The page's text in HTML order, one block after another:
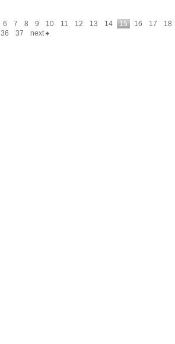
6 7 8 9 10 11 12 13 14 15 16 17
18
36 37 next